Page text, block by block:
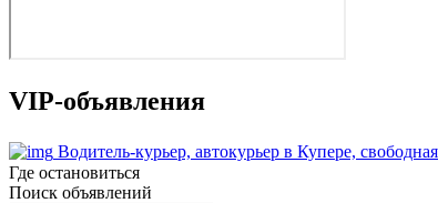
VIP-объявления
Водитель-курьер, автокурьер в Купере,
Где остановиться
Поиск объявлений